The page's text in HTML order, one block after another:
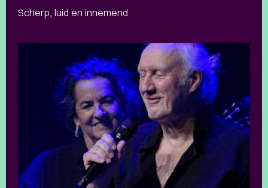
Scherp, luid en innemend